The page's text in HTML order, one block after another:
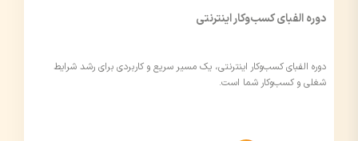
دوره الفبای کسب‌و‌کار اینترنتی
دوره الفبای کسب‌و‌کار اینترنتی، یک مسیر سریع و کاربردی برای رشد شرایط
شغلی و کسب‌و‌کار شما است.